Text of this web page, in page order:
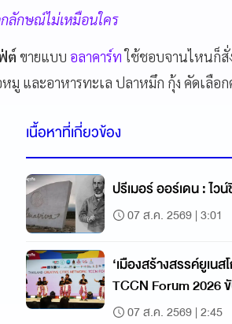
ลักษณ์ไม่เหมือนใคร
ต์ ขายแบบ อลาคาร์ทใช้ชอบจานไหนก็สั่
มู และอาหารทะเล ปลาหมึก กุ้ง คัดเลือ
เนื้อหาที่เกี่ยวข้อง
ปรีเมอร์ ออร์เดน : ไ
07 ส.ค. 2569 | 3:01
‘เมืองสร้างสรรค์ยูเน
TCCN Forum 2026
เมืองอย่างยั่งยืน
07 ส.ค. 2569 | 2:45